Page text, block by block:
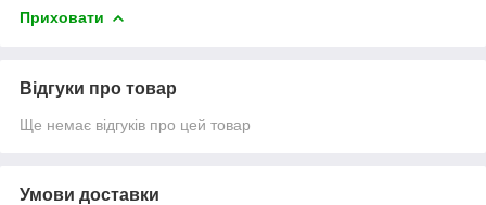
Приховати
Відгуки про товар
Ще немає відгуків про цей товар
Умови доставки